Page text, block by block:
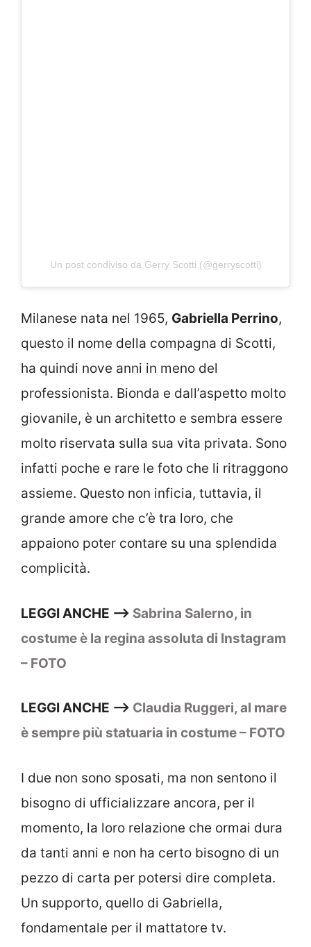
Un post condiviso da Gerry Scotti (@gerryscotti)
Milanese nata nel 1965, Gabriella Perrino,
questo il nome della compagna di Scotti,
ha quindi nove anni in meno del
professionista. Bionda e dall’aspetto molto
giovanile, è un architetto e sembra essere
molto riservata sulla sua vita privata. Sono
infatti poche e rare le foto che li ritraggono
assieme. Questo non inficia, tuttavia, il
grande amore che c’è tra loro, che
appaiono poter contare su una splendida
complicità.
LEGGI ANCHE –> Sabrina Salerno, in
costume è la regina assoluta di Instagram
– FOTO
LEGGI ANCHE –> Claudia Ruggeri, al mare
è sempre più statuaria in costume – FOTO
I due non sono sposati, ma non sentono il
bisogno di ufficializzare ancora, per il
momento, la loro relazione che ormai dura
da tanti anni e non ha certo bisogno di un
pezzo di carta per potersi dire completa.
Un supporto, quello di Gabriella,
fondamentale per il mattatore tv.